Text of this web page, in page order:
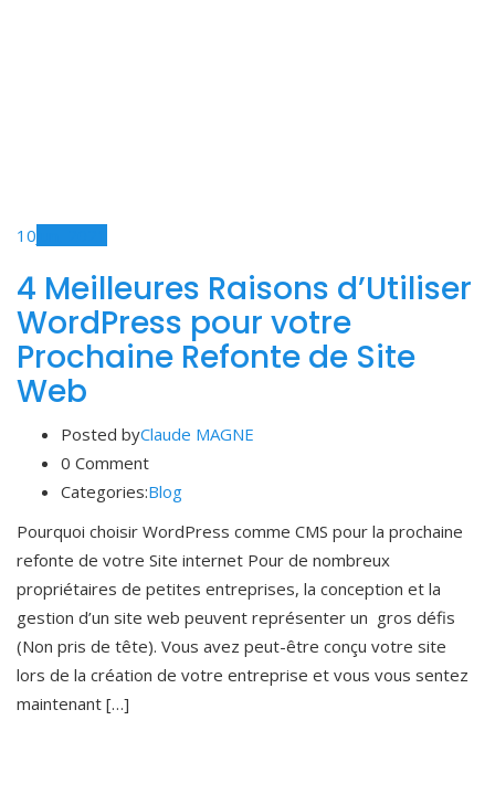
10
4 Meilleures Raisons d’Utiliser
WordPress pour votre
Prochaine Refonte de Site
Web
Posted byClaude MAGNE
0 Comment
Categories:Blog
Pourquoi choisir WordPress comme CMS pour la prochaine
refonte de votre Site internet Pour de nombreux
propriétaires de petites entreprises, la conception et la
gestion d’un site web peuvent représenter un gros défis
(Non pris de tête). Vous avez peut-être conçu votre site
lors de la création de votre entreprise et vous vous sentez
maintenant […]